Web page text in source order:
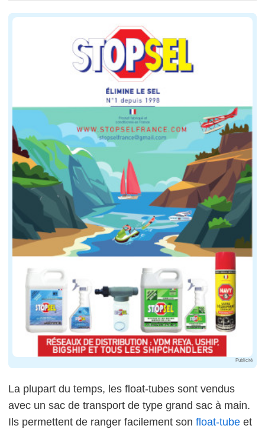
Publicité
La plupart du temps, les float-tubes sont vendus
avec un sac de transport de type grand sac à main.
Ils permettent de ranger facilement son float-tube et